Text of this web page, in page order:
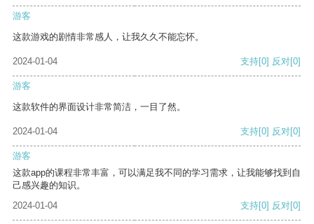
游客
这款游戏的剧情非常感人，让我久久不能忘怀。
2024-01-04 支持[0] 反对[0]
游客
这款软件的界面设计非常简洁，一目了然。
2024-01-04 支持[0] 反对[0]
游客
这款app的课程非常丰富，可以满足我不同的学习需求，让我能够找到自
己感兴趣的知识。
2024-01-04
支持[0] 反对[0]